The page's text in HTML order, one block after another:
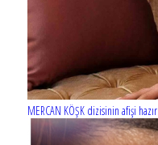
MERCAN KÖŞK dizisinin afişi hazır